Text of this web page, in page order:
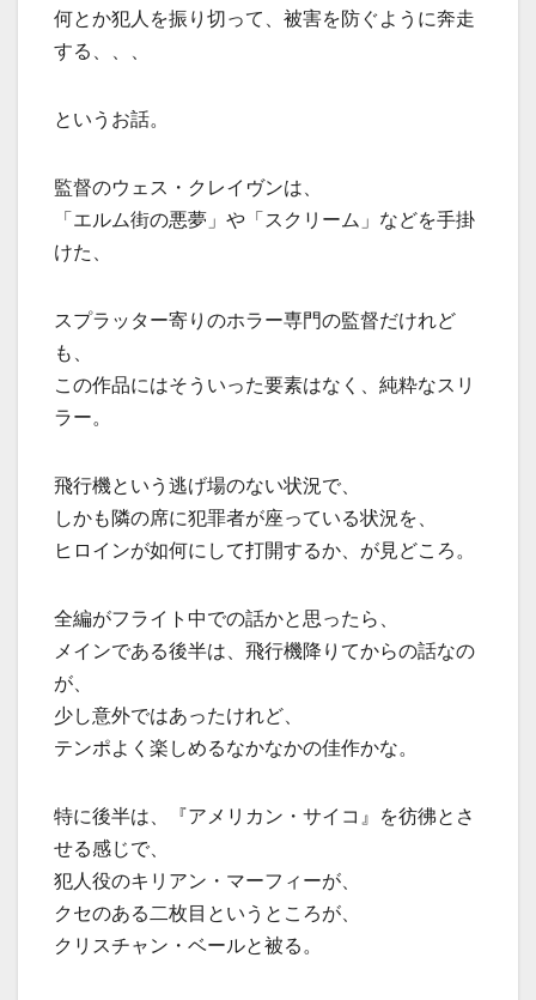
何とか犯人を振り切って、被害を防ぐように奔走
する、、、
というお話。
監督のウェス・クレイヴンは、
「エルム街の悪夢」や「スクリーム」などを手掛
けた、
スプラッター寄りのホラー専門の監督だけれど
も、
この作品にはそういった要素はなく、純粋なスリ
ラー。
飛行機という逃げ場のない状況で、
しかも隣の席に犯罪者が座っている状況を、
ヒロインが如何にして打開するか、が見どころ。
全編がフライト中での話かと思ったら、
メインである後半は、飛行機降りてからの話なの
が、
少し意外ではあったけれど、
テンポよく楽しめるなかなかの佳作かな。
特に後半は、『アメリカン・サイコ』を彷彿とさ
せる感じで、
犯人役のキリアン・マーフィーが、
クセのある二枚目というところが、
クリスチャン・ベールと被る。